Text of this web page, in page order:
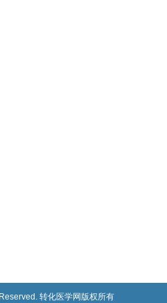
转化医学网版权所有